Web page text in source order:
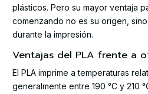
plásticos. Pero su mayor ventaja
comenzando no es su origen,
durante la impresión.
Ventajas del PLA frente a
El PLA imprime a temperaturas
generalmente entre 190 °C y 210